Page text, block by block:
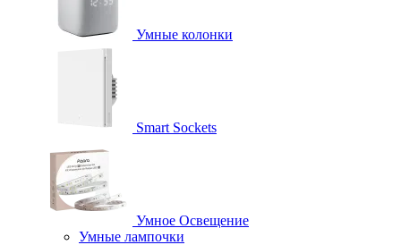
Умные колонки
Smart Sockets
Умное Освещение
Умные лампочки